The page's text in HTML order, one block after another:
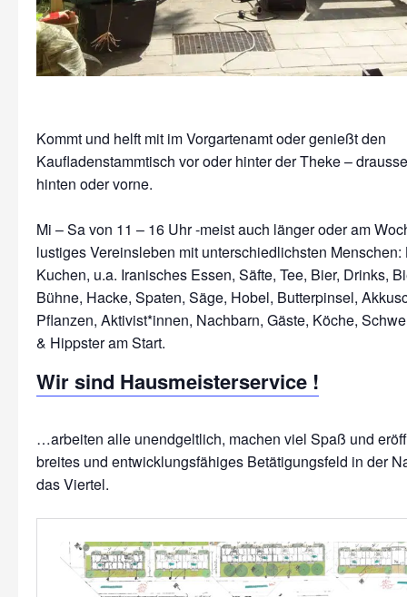
Kommt und helft mit im Vorgartenamt oder genießt den
Kaufladenstammtisch vor oder hinter der Theke –
hinten oder vorne.
Mi – Sa von 11 – 16 Uhr -meist auch länger oder am
lustiges Vereinsleben mit unterschiedlichsten Menschen:
Kuchen, u.a. Iranisches Essen, Säfte, Tee, Bier, Drinks,
Bühne, Hacke, Spaten, Säge, Hobel, Butterpinsel,
Pflanzen, Aktivist*innen, Nachbarn, Gäste, Köche,
Wir sind Hausmeisterservice !
…arbeiten alle unendgeltlich, machen viel Spaß und
breites und entwicklungsfähiges Betätigungsfeld in der
das Viertel.